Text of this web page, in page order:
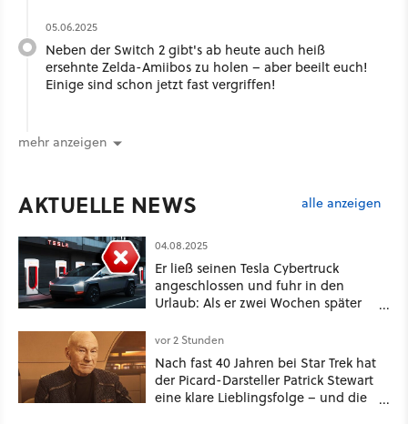
05.06.2025
Neben der Switch 2 gibt's ab heute auch heiß
ersehnte Zelda-Amiibos zu holen – aber beeilt euch!
Einige sind schon jetzt fast vergriffen!
mehr anzeigen
AKTUELLE NEWS alle anzeigen
04.08.2025
Er ließ seinen Tesla Cybertruck
angeschlossen und fuhr in den
Urlaub: Als er zwei Wochen später
mehr an
vor 2 Stunden
Nach fast 40 Jahren bei Star Trek hat
der Picard-Darsteller Patrick Stewart
eine klare Lieblingsfolge – und die